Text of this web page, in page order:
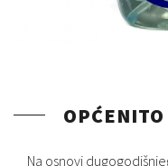
OPĆENITO
Na osnovi